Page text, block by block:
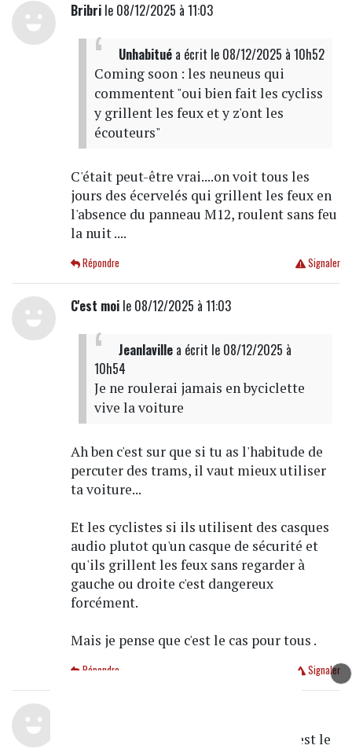
Bribrile 08/12/2025 à 11:03
Unhabituéa écrit le 08/12/2025 à 10h52
Coming soon : les neuneus qui
commentent "oui bien fait les cycliss
y grillent les feux et y z'ont les
écouteurs"
C'était peut-être vrai....on voit tous les
jours des écervelés qui grillent les feux en
l'absence du panneau M12, roulent sans feu
la nuit ....
Signaler
Répondre
C'est moile 08/12/2025 à 11:03
Jeanlavillea écrit le 08/12/2025 à
10h54
Je ne roulerai jamais en byciclette
vive la voiture
Ah ben c'est sur que si tu as l'habitude de
percuter des trams, il vaut mieux utiliser
ta voiture...
Et les cyclistes si ils utilisent des casques
audio plutot qu'un casque de sécurité et
qu'ils grillent les feux sans regarder à
gauche ou droite c'est dangereux
forcément.
Mais je pense que c'est le cas pour tous .
Signaler
Répondre
Le plus important dans cette article est le